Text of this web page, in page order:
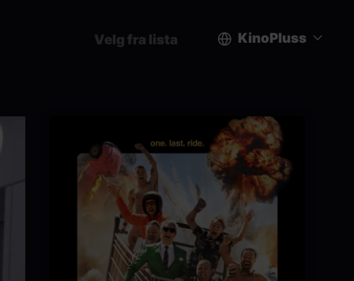
Velg fra lista
account
menu
KinoPluss